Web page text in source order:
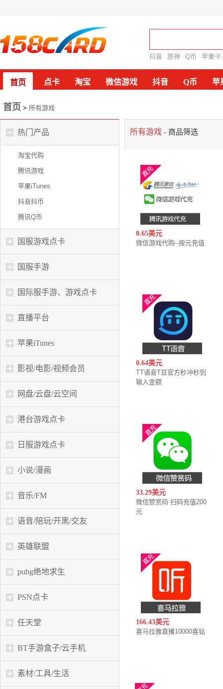
抖音 原神 Q币 苹果卡
首页 点卡 淘宝 微信游戏 抖音 Q币 苹
首页 > 所有游戏
所有游戏 - 商品筛选
0.65美元
微信游戏代购--按元充值
0.64美元
TT语音T豆官方秒冲秒到
输入金额
33.29美元
微信赞赏码 扫码充值200
元
166.43美元
喜马拉雅直播10000喜钻
热门产品
淘宝代购
腾讯游戏
苹果iTunes
抖音抖币
腾讯Q币
国服游戏点卡
国服手游
国际服手游、游戏点卡
直播平台
苹果iTunes
影视/电影/视频会员
网盘/云盘/云空间
港台游戏点卡
日服游戏点卡
小说/漫画
音乐/FM
语音/陪玩/开黑/交友
英雄联盟
pubg绝地求生
PSN点卡
任天堂
BT手游盒子/云手机
素材/工具/生活